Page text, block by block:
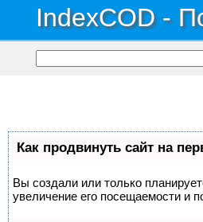
IndexCOD -
Как продвинуть сайт на
Вы создали или только
увеличение его посещаемости и